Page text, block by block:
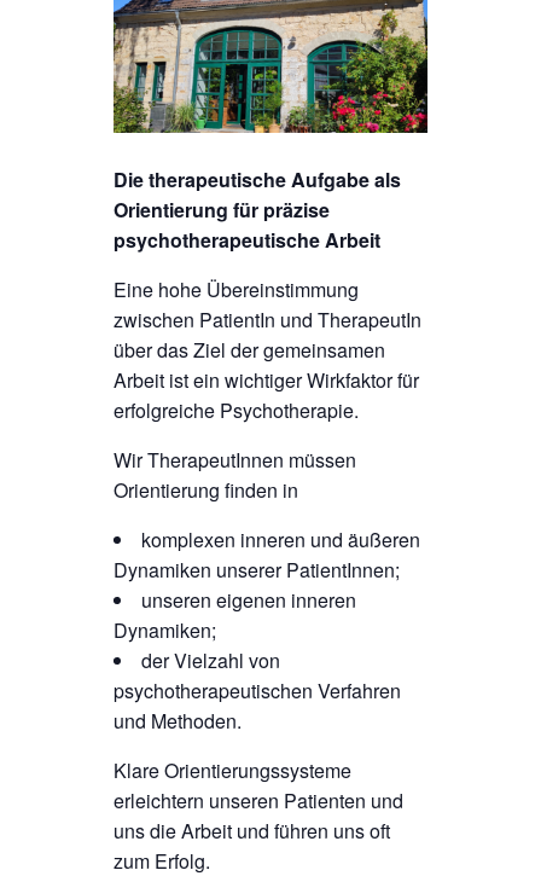
Die therapeutische Aufgabe als
Orientierung für präzise
psychotherapeutische Arbeit
Eine hohe Übereinstimmung
zwischen PatientIn und TherapeutIn
über das Ziel der gemeinsamen
Arbeit ist ein wichtiger Wirkfaktor für
erfolgreiche Psychotherapie.
Wir TherapeutInnen müssen
Orientierung finden in
komplexen inneren und äußeren
Dynamiken unserer PatientInnen;
unseren eigenen inneren
Dynamiken;
der Vielzahl von
psychotherapeutischen Verfahren
und Methoden.
Klare Orientierungssysteme
erleichtern unseren Patienten und
uns die Arbeit und führen uns oft
zum Erfolg.